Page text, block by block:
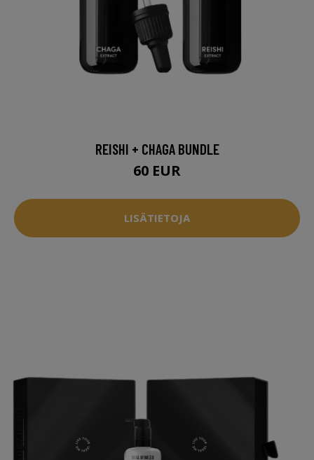
REISHI + CHAGA BUNDLE
60 EUR
LISÄTIETOJA